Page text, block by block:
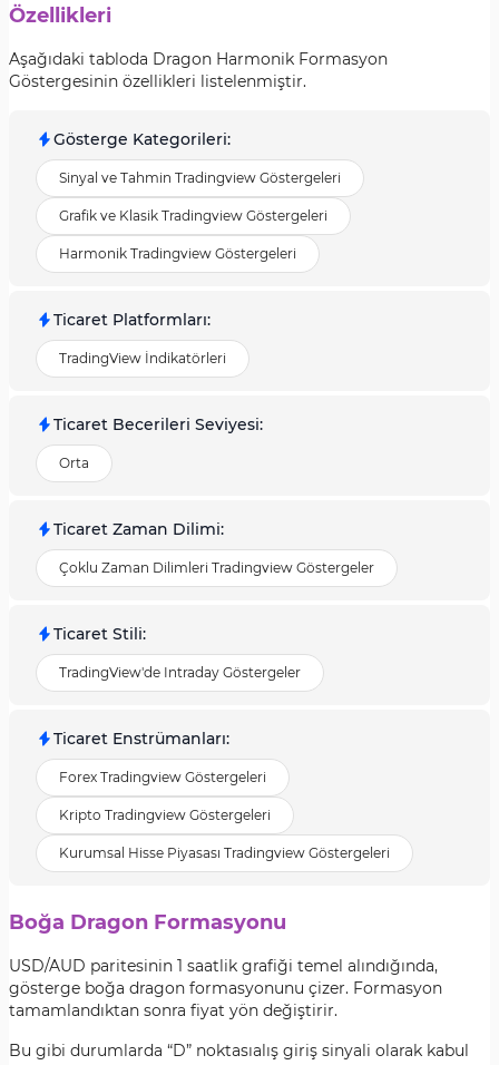
Özellikleri
Aşağıdaki tabloda Dragon Harmonik Formasyon
Göstergesinin özellikleri listelenmiştir.
Gösterge Kategorileri:
Sinyal ve Tahmin Tradingview Göstergeleri
Grafik ve Klasik Tradingview Göstergeleri
Harmonik Tradingview Göstergeleri
Ticaret Platformları:
TradingView İndikatörleri
Ticaret Becerileri Seviyesi:
Orta
Ticaret Zaman Dilimi:
Çoklu Zaman Dilimleri Tradingview Göstergeler
Ticaret Stili:
TradingView'de Intraday Göstergeler
Ticaret Enstrümanları:
Forex Tradingview Göstergeleri
Kripto Tradingview Göstergeleri
Kurumsal Hisse Piyasası Tradingview Göstergeleri
Boğa Dragon Formasyonu
USD/AUD paritesinin 1 saatlik grafiği temel alındığında,
gösterge boğa dragon formasyonunu çizer. Formasyon
tamamlandıktan sonra fiyat yön değiştirir.
Bu gibi durumlarda “D” noktasıalış giriş sinyali olarak kabul